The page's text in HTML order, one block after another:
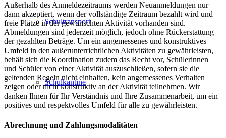
Schultransport
Schulkantine
Außerhalb des Anmeldezeitraums werden Neuanmeldungen nur
dann akzeptiert, wenn der vollständige Zeitraum bezahlt wird und
freie Plätze in der gewünschten Aktivität vorhanden sind.
Abmeldungen sind jederzeit möglich, jedoch ohne Rückerstattung
der gezahlten Beträge. Um ein angemessenes und konstruktives
Umfeld in den außerunterrichtlichen Aktivitäten zu gewährleisten,
behält sich die Koordination zudem das Recht vor, Schülerinnen
und Schüler von einer Aktivität auszuschließen, sofern sie die
geltenden Regeln nicht einhalten, kein angemessenes Verhalten
zeigen oder nicht konstruktiv an der Aktivität teilnehmen. Wir
danken Ihnen für Ihr Verständnis und Ihre Zusammenarbeit, um ein
positives und respektvolles Umfeld für alle zu gewährleisten.
Abrechnung und Zahlungsmodalitäten